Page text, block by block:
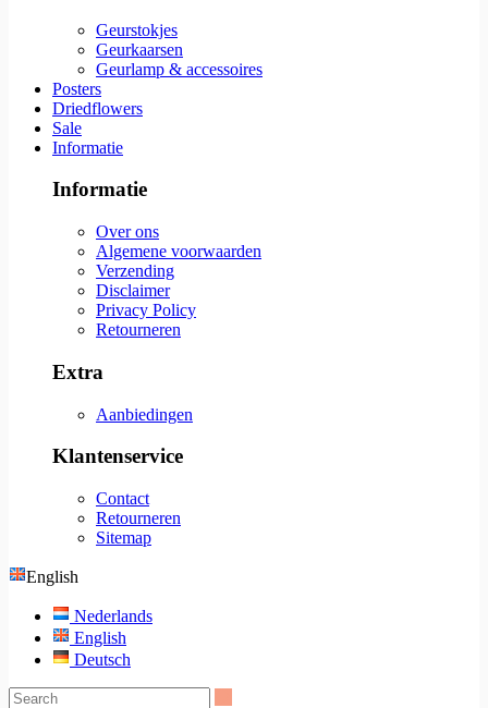
Geurstokjes
Geurkaarsen
Geurlamp & accessoires
Posters
Driedflowers
Sale
Informatie
Informatie
Over ons
Algemene voorwaarden
Verzending
Disclaimer
Privacy Policy
Retourneren
Extra
Aanbiedingen
Klantenservice
Contact
Retourneren
Sitemap
English
Nederlands
English
Deutsch